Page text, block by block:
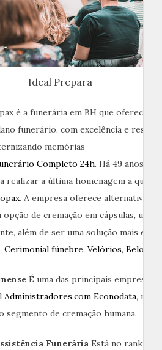
Ideal Prepara
é a funerária em BH que oferece
funerário, com excelência e
memórias
Completo 24h. Há 49 anos,
realizar a última homenagem a quem
. A empresa oferece alternativas à
de cremação em cápsulas, uma
além de ser uma solução mais
Cerimonial fúnebre, Velórios, Belo
É uma das principais empresas
Administradores.com Econodata,
segmento de cremação humana.
Funerária Está no ranking